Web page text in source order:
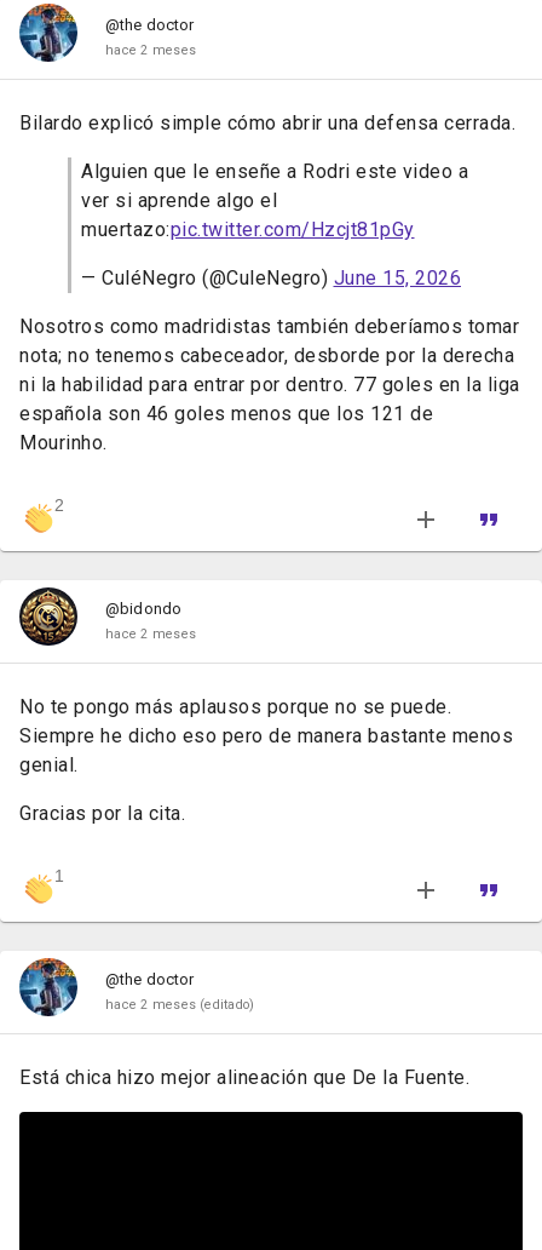
@the doctor
hace 2 meses
Bilardo explicó simple cómo abrir una defensa cerrada.
Alguien que le enseñe a Rodri este video a
ver si aprende algo el
muertazo:pic.twitter.com/Hzcjt81pGy
— CuléNegro (@CuleNegro) June 15, 2026
Nosotros como madridistas también deberíamos tomar
nota; no tenemos cabeceador, desborde por la derecha
ni la habilidad para entrar por dentro. 77 goles en la liga
española son 46 goles menos que los 121 de
Mourinho.
2
@bidondo
hace 2 meses
No te pongo más aplausos porque no se puede.
Siempre he dicho eso pero de manera bastante menos
genial.
Gracias por la cita.
1
@the doctor
hace 2 meses (editado)
Está chica hizo mejor alineación que De la Fuente.